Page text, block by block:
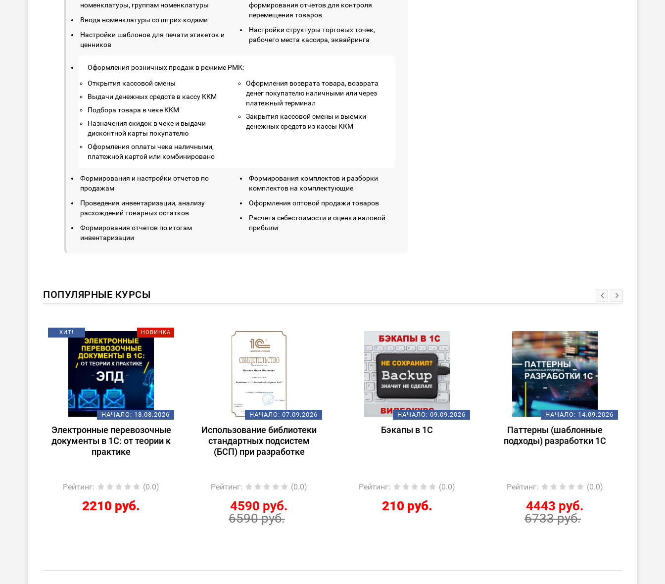
номенклатуры, группам номенклатуры
Ввода номенклатуры со штрих-кодами
Настройки шаблонов для печати этикеток и
ценников
формирования отчетов для контроля
перемещения товаров
Настройки структуры торговых точек,
рабочего места кассира, эквайринга
Оформления розничных продаж в режиме РМК:
Открытия кассовой смены
Выдачи денежных средств в кассу ККМ
Подбора товара в чеке ККМ
Назначения скидок в чеке и выдачи
дисконтной карты покупателю
Оформления оплаты чека наличными,
платежной картой или комбинировано
Оформления возврата товара, возврата
денег покупателю наличными или через
платежный терминал
Закрытия кассовой смены и выемки
денежных средств из кассы ККМ
Формирования и настройки отчетов по
продажам
Проведения инвентаризации, анализу
расхождений товарных остатков
Формирования отчетов по итогам
инвентаризации
Формирования комплектов и разборки
комплектов на комплектующие
Оформления оптовой продажи товаров
Расчета себестоимости и оценки валовой
прибыли
ПОПУЛЯРНЫЕ КУРСЫ
НОВИНКА
ХИТ!
НАЧАЛО: 18.08.2026
Электронные перевозочные
документы в 1С: от теории к
практике
Рейтинг: (0.0)
2210 руб.
НАЧАЛО: 07.09.2026
Использование библиотеки
стандартных подсистем
(БСП) при разработке
Рейтинг: (0.0)
4590 руб.
6590 руб.
НАЧАЛО: 09.09.2026
Бэкапы в 1С
Рейтинг: (0.0)
210 руб.
НАЧАЛО: 14.09.2026
Паттерны (шаблонные
подходы) разработки 1С
Рейтинг: (0.0)
4443 руб.
6733 руб.